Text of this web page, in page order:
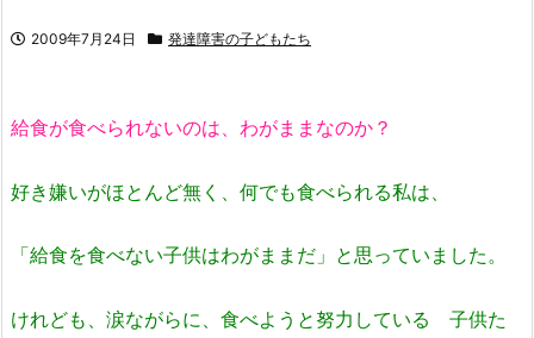
2009年7月24日 発達障害の子どもたち
給食が食べられないのは、わがままなのか？
好き嫌いがほとんど無く、何でも食べられる私は、
「給食を食べない子供はわがままだ」と思っていました。
けれども、涙ながらに、食べようと努力している 子供た